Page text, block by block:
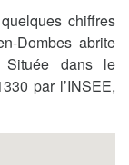
chiffres
Dombes abrite
Située dans le
par l’INSEE,